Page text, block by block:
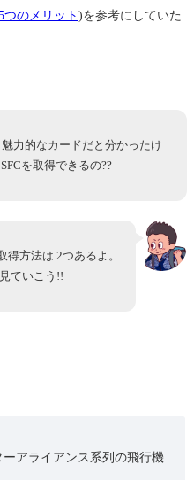
のメリット)を参考にしていた
力的なカードだと分かったけ
を取得できるの??
得方法は 2つあるよ。
ていこう!!
アライアンス系列の飛行機